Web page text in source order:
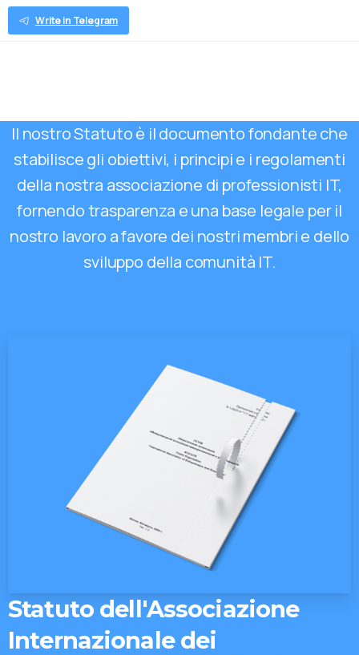
Write in Telegram
Il nostro Statuto è il documento fondante che
stabilisce gli obiettivi, i principi e i regolamenti
della nostra associazione di professionisti IT,
fornendo trasparenza e una base legale per il
nostro lavoro a favore dei nostri membri e dello
sviluppo della comunità IT.
Statuto dell'Associazione
Internazionale dei